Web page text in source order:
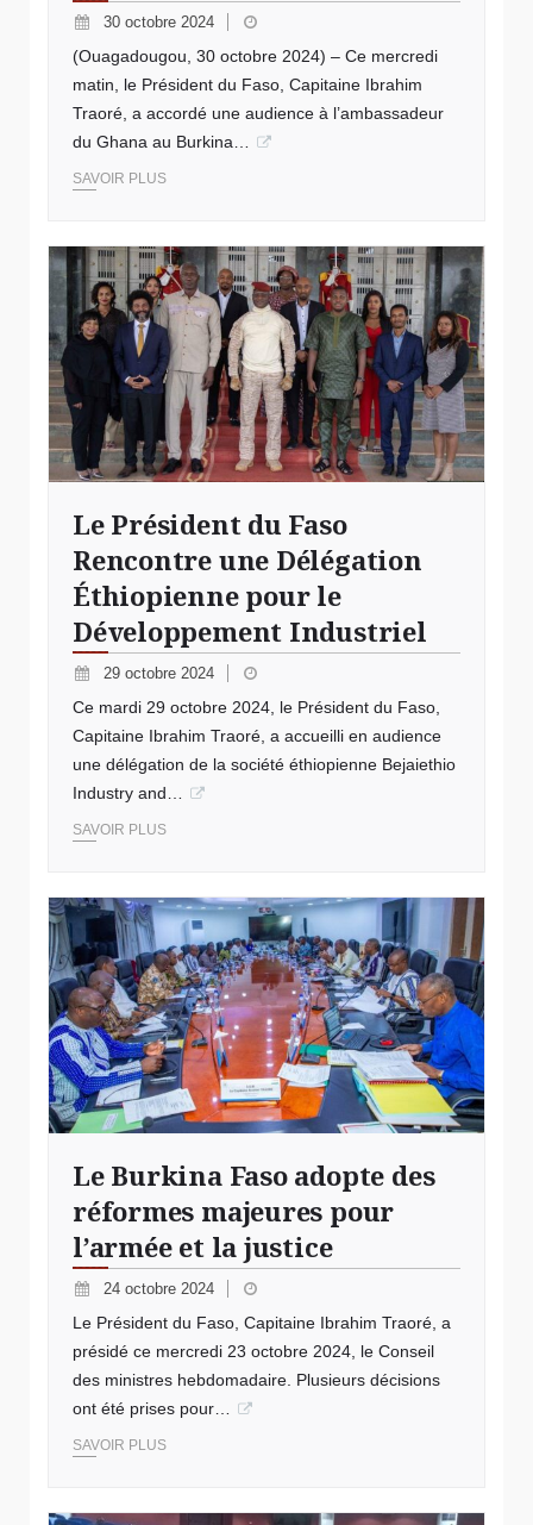
30 octobre 2024
(Ouagadougou, 30 octobre 2024) – Ce mercredi
matin, le Président du Faso, Capitaine Ibrahim
Traoré, a accordé une audience à l’ambassadeur
du Ghana au Burkina…
SAVOIR PLUS
Le Président du Faso
Rencontre une Délégation
Éthiopienne pour le
Développement Industriel
29 octobre 2024
Ce mardi 29 octobre 2024, le Président du Faso,
Capitaine Ibrahim Traoré, a accueilli en audience
une délégation de la société éthiopienne Bejaiethio
Industry and…
SAVOIR PLUS
Le Burkina Faso adopte des
réformes majeures pour
l’armée et la justice
24 octobre 2024
Le Président du Faso, Capitaine Ibrahim Traoré, a
présidé ce mercredi 23 octobre 2024, le Conseil
des ministres hebdomadaire. Plusieurs décisions
ont été prises pour…
SAVOIR PLUS